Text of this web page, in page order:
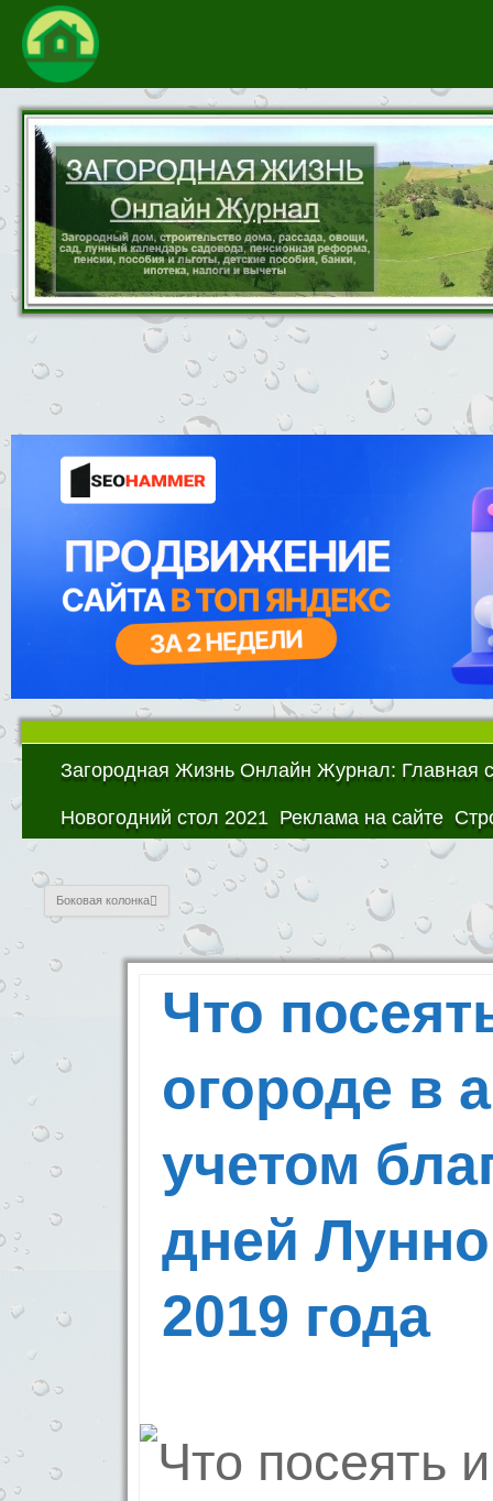
Загородная Жизнь Онлайн Журнал: Главная
Новогодний стол 2021 Реклама на сайте
Боковая колонка
Что
огороде в
учетом
дней
2019 года